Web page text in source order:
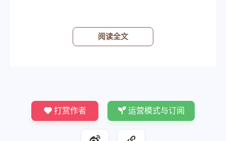
阅读全文
打赏作者 运营模式与订阅